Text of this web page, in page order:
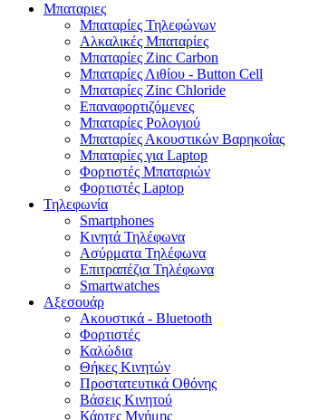
Μπαταριες
Μπαταρίες Τηλεφώνων
Αλκαλικές Μπαταρίες
Μπαταρίες Zinc Carbon
Μπαταρίες Λιθίου - Button Cell
Μπαταρίες Zinc Chloride
Επαναφορτιζόμενες
Μπαταρίες Ρολογιού
Μπαταρίες Ακουστικών Βαρηκοΐας
Μπαταρίες για Laptop
Φορτιστές Μπαταριών
Φορτιστές Laptop
Τηλεφωνία
Smartphones
Κινητά Τηλέφωνα
Ασύρματα Τηλέφωνα
Επιτραπέζια Τηλέφωνα
Smartwatches
Αξεσουάρ
Ακουστικά - Bluetooth
Φορτιστές
Καλώδια
Θήκες Κινητών
Προστατευτικά Οθόνης
Βάσεις Κινητού
Κάρτες Μνήμης